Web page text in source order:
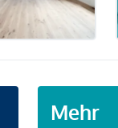
Mehr